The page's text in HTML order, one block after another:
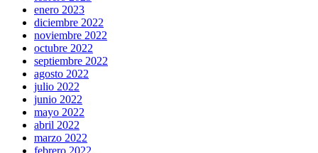
enero 2023
diciembre 2022
noviembre 2022
octubre 2022
septiembre 2022
agosto 2022
julio 2022
junio 2022
mayo 2022
abril 2022
marzo 2022
febrero 2022